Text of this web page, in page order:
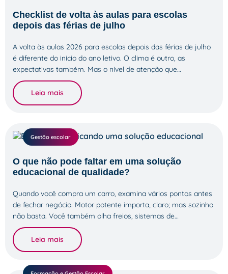
Checklist de volta às aulas para escolas
depois das férias de julho
A volta às aulas 2026 para escolas depois das férias de julho
é diferente do início do ano letivo. O clima é outro, as
expectativas também. Mas o nível de atenção que…
Leia mais
Gestão escolar
O que não pode faltar em uma solução
educacional de qualidade?
Quando você compra um carro, examina vários pontos antes
de fechar negócio. Motor potente importa, claro; mas sozinho
não basta. Você também olha freios, sistemas de…
Leia mais